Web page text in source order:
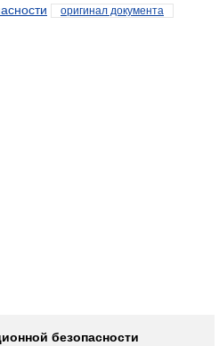
оригинал документа
безопасности